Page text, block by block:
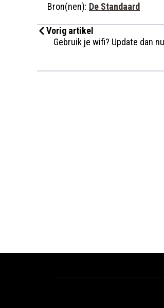
Bron(nen): De Standaard
Vorig artikel
Gebruik je wifi? Update dan